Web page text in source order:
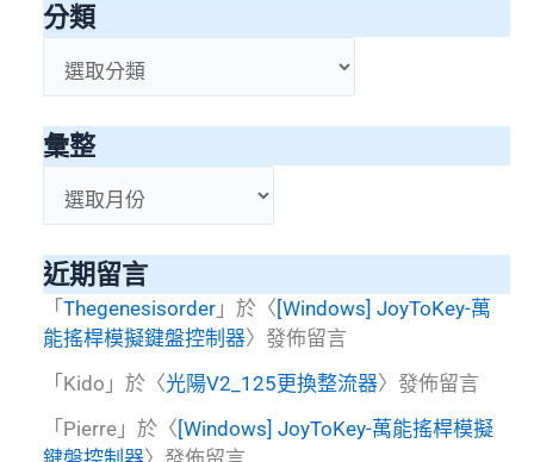
分類
類
彙整
整
近期留言
「 Thegenesisorder 」於〈 [Windows] JoyToKey-萬
能搖桿模擬鍵盤控制器〉發佈留言
「 Kido 」於〈光陽V2_125更換整流器〉發佈留言
「 Pierre 」於〈[Windows] JoyToKey-萬能搖桿模擬